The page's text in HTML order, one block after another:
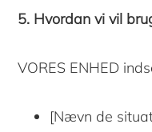
5. Hvordan vi vil
VORES ENHED
[Nævn de